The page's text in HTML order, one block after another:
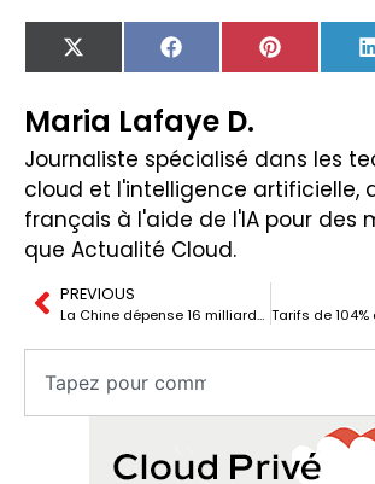
X
(Twitter)
FacebookPinterest
Maria Lafaye D.
Journaliste spécialisé dans les
cloud et l'intelligence artificielle,
français à l'aide de l'IA pour des
que Actualité Cloud.
PREVIOUS
La Chine dépense 16 milliards de dollars en puces NVIDIA H20 en seulement trois mois